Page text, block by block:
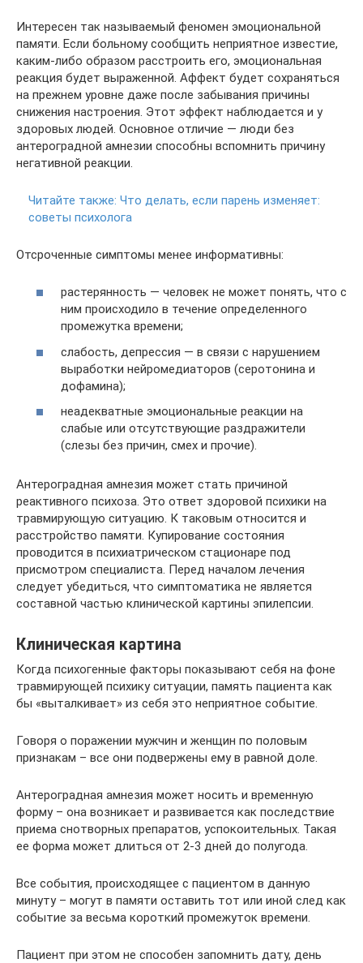
Интересен так называемый феномен эмоциональной
памяти. Если больному сообщить неприятное известие,
каким-либо образом расстроить его, эмоциональная
реакция будет выраженной. Аффект будет сохраняться
на прежнем уровне даже после забывания причины
снижения настроения. Этот эффект наблюдается и у
здоровых людей. Основное отличие — люди без
антероградной амнезии способны вспомнить причину
негативной реакции.
Читайте также: Что делать, если парень изменяет:
советы психолога
Отсроченные симптомы менее информативны:
растерянность — человек не может понять, что с
ним происходило в течение определенного
промежутка времени;
слабость, депрессия — в связи с нарушением
выработки нейромедиаторов (серотонина и
дофамина);
неадекватные эмоциональные реакции на
слабые или отсутствующие раздражители
(слезы без причин, смех и прочие).
Антероградная амнезия может стать причиной
реактивного психоза. Это ответ здоровой психики на
травмирующую ситуацию. К таковым относится и
расстройство памяти. Купирование состояния
проводится в психиатрическом стационаре под
присмотром специалиста. Перед началом лечения
следует убедиться, что симптоматика не является
составной частью клинической картины эпилепсии.
Клиническая картина
Когда психогенные факторы показывают себя на фоне
травмирующей психику ситуации, память пациента как
бы «выталкивает» из себя это неприятное событие.
Говоря о поражении мужчин и женщин по половым
признакам – все они подвержены ему в равной доле.
Антероградная амнезия может носить и временную
форму – она возникает и развивается как последствие
приема снотворных препаратов, успокоительных. Такая
ее форма может длиться от 2-3 дней до полугода.
Все события, происходящее с пациентом в данную
минуту – могут в памяти оставить тот или иной след как
событие за весьма короткий промежуток времени.
Пациент при этом не способен запомнить дату, день